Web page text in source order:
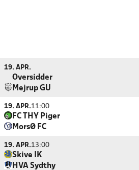
19. APR.
Oversidder
Mejrup GU
19. APR.11:00
FC THY Piger
MorsØ FC
19. APR.13:00
Skive IK
HVA Sydthy